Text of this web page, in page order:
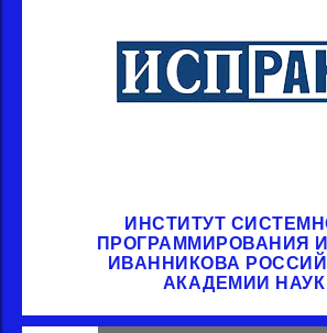
ИНСТИТУТ
ПРОГРАММИРОВАНИЯ
ИВАННИКОВА
АКАДЕМИИ НАУК